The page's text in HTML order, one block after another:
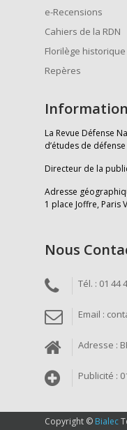
e-Recensions
Cahiers de la RDN
Florilège historique
Repères
La Revue Défense
d’études de
Directeur de la
Adresse
1 place Joffre, Paris
Nous
Tél. : 01 44
Email :
Adresse :
Publicité :
Copyright © Bialec